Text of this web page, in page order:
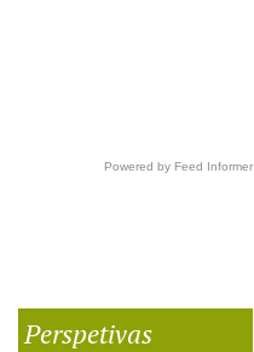
Powered by Feed Informer
Perspetivas